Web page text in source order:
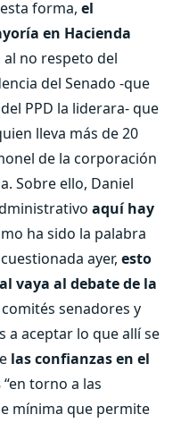
forma, el
en Hacienda
no respeto del
del Senado -que
PPD la liderara- que
lleva más de 20
de la corporación
Sobre ello, Daniel
aquí hay
ha sido la palabra
ayer, esto
vaya al debate de la
senadores y
a aceptar lo que allí se
las confianzas en el
“en torno a las
mínima que permite